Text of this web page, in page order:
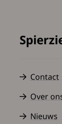
Contact
Over
Nieuws